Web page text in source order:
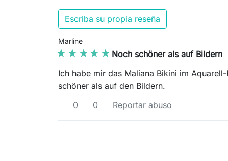
Escriba su propia reseña
Marline
★★★★★
★★★★★ Noch schöner als auf Bildern
Ich habe mir das Maliana Bikini im
schöner als auf den Bildern.
0
0 Reportar abuso